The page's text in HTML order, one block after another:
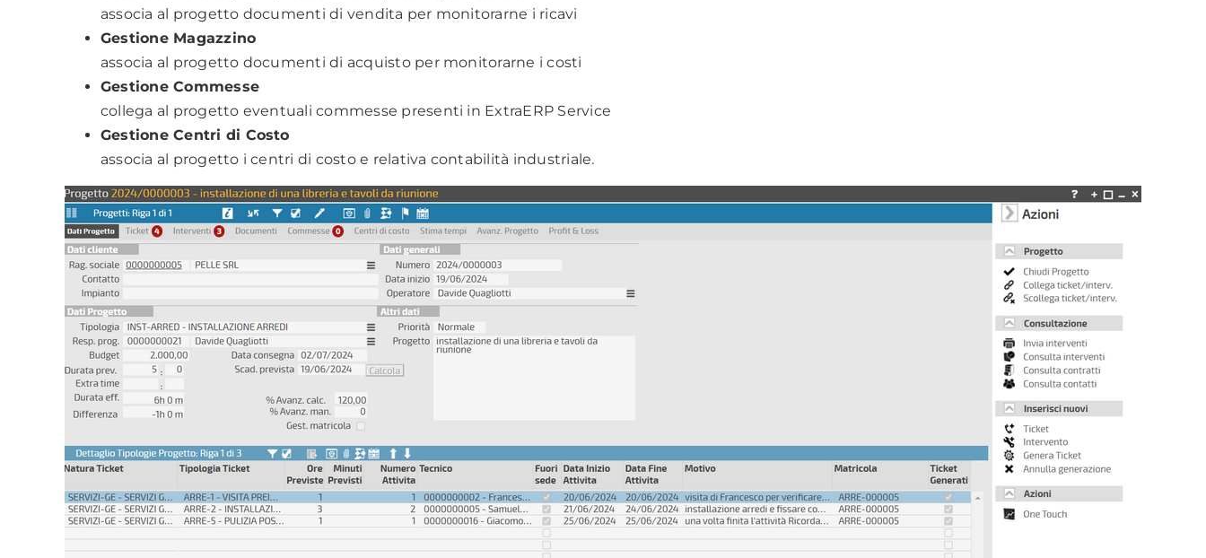
associa al progetto documenti di vendita per monitorarne i ricavi
Gestione Magazzino
associa al progetto documenti di acquisto per monitorarne i costi
Gestione Commesse
collega al progetto eventuali commesse presenti in ExtraERP Service
Gestione Centri di Costo
associa al progetto i centri di costo e relativa contabilità industriale.